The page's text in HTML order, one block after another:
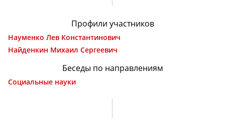
Профили участников
Науменко Лев Константинович
Найденкин Михаил Сергеевич
Беседы по направлениям
Социальные науки